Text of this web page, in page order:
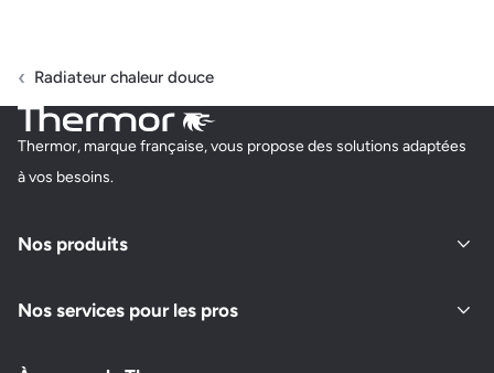
Radiateur chaleur douce
Thermor, marque française, vous propose des solutions adaptées
à vos besoins.
Nos produits
Nos services pour les pros